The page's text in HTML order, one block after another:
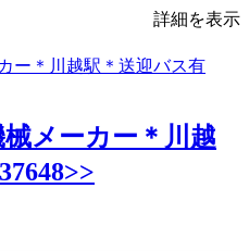
詳細を表示
械メーカー＊川越